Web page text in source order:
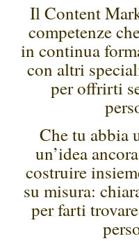
Il Content
competenze
in continua
con altri
per offrirti
Che tu abbia
un’idea
costruire
su misura:
per farti